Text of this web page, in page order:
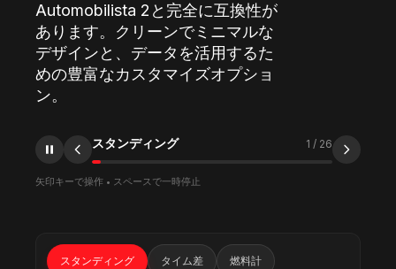
Automobilista 2と完全に互換性が
あります。クリーンでミニマルな
デザインと、データを活用するた
めの豊富なカスタマイズオプショ
ン。
タイム差 2 / 26
矢印キーで操作 • スペースで一時停止
スタンディング タイム差 燃料計